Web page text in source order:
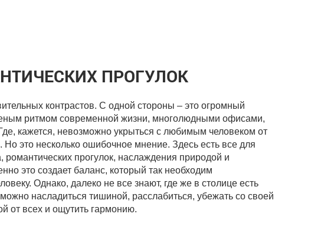
Русановский мост
ПРОГУЛОК
контрастов. С одной стороны – это огромный
ритмом современной жизни, многолюдными офисами,
кажется, невозможно укрыться с любимым человеком от
Но это несколько ошибочное мнение. Здесь есть все для
романтических прогулок, наслаждения природой и
это создает баланс, который так необходим
Однако, далеко не все знают, где же в столице есть
насладиться тишиной, расслабиться, убежать со своей
от всех и ощутить гармонию.